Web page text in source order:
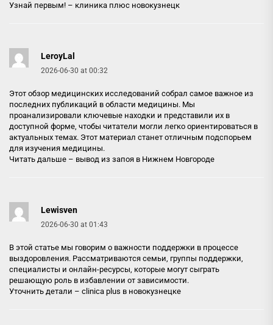
Узнай первым! – клиника плюс новокузнецк
LeroyLal
2026-06-30 at 00:32
Этот обзор медицинских исследований собрал самое важное из
последних публикаций в области медицины. Мы
проанализировали ключевые находки и представили их в
доступной форме, чтобы читатели могли легко ориентироваться в
актуальных темах. Этот материал станет отличным подспорьем
для изучения медицины.
Читать дальше – вывод из запоя в Нижнем Новгороде
Lewisven
2026-06-30 at 01:43
В этой статье мы говорим о важности поддержки в процессе
выздоровления. Рассматриваются семьи, группы поддержки,
специалисты и онлайн-ресурсы, которые могут сыграть
решающую роль в избавлении от зависимости.
Уточнить детали – clinica plus в новокузнецке